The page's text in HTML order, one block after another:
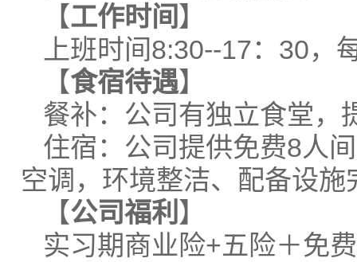
【工作时间 】
上班时间8:30--17：30，
【食宿待遇】
餐补：公司有独立食堂，
住宿：公司提供免费8人
空调，环境整洁、配备设
【公司福利 】
实习期商业险+五险＋免